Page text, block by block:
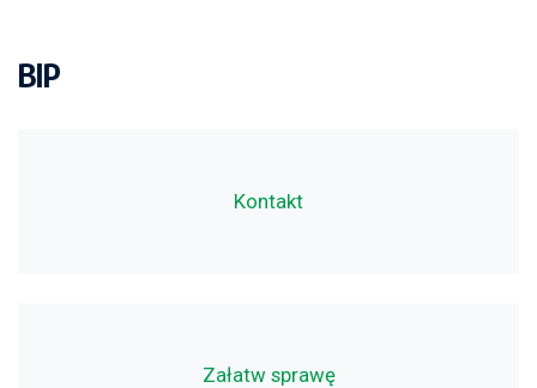
BIP
Kontakt
Załatw sprawę